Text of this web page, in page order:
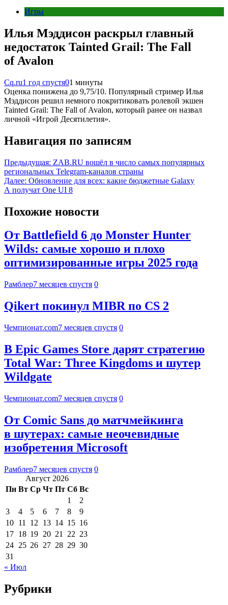
Игры
Илья Мэддисон раскрыл главный
недостаток Tainted Grail: The Fall
of Avalon
Cq.ru1 год спустя01 минуты
Оценка понижена до 9,75/10. Популярный стример Илья
Мэддисон решил немного покритиковать ролевой экшен
Tainted Grail: The Fall of Avalon, который ранее он назвал
личной «Игрой Десятилетия».
Навигация по записям
Предыдущая: ZAB.RU вошёл в число самых популярных
региональных Telegram-каналов страны
Далее: Обновление для всех: какие бюджетные Galaxy
A получат One UI 8
Похожие новости
От Battlefield 6 до Monster Hunter
Wilds: самые хорошо и плохо
оптимизированные игры 2025 года
Рамблер7 месяцев спустя 0
Qikert покинул MIBR по CS 2
Чемпионат.com7 месяцев спустя 0
В Epic Games Store дарят стратегию
Total War: Three Kingdoms и шутер
Wildgate
Чемпионат.com7 месяцев спустя 0
От Comic Sans до матчмейкинга
в шутерах: самые неочевидные
изобретения Microsoft
Рамблер7 месяцев спустя 0
Август 2026
Пн Вт Ср Чт Пт Сб Вс
1
2
3
4 5 6 7 8
9
10 11 12 13 14 15 16
17 18 19 20 21 22 23
24 25 26 27 28 29 30
31
« Июл
Рубрики